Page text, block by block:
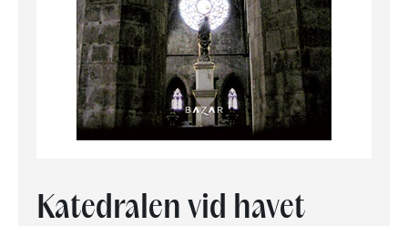
Katedralen vid havet